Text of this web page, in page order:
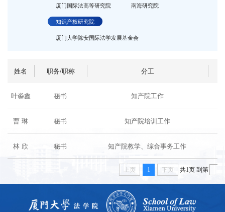
厦门国际法高等研究院
南海研究院
知识产权研究院
厦门大学陈安国际法学发展基金会
姓名 职务/职称 分工
叶淼鑫 秘书 知产院工作
曹 琳 秘书 知产院培训工作
林 欣 秘书 知产院教学、综合事务工作
上页 1 下页 共1页 到第